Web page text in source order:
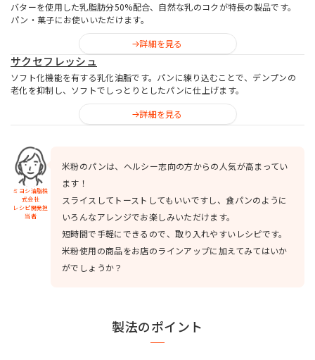
バターを使用した乳脂肪分50%配合、自然な乳のコクが特長の製品です。
パン・菓子にお使いいただけます。
詳細を見る
サクセフレッシュ
ソフト化機能を有する乳化油脂です。パンに練り込むことで、デンプンの
老化を抑制し、ソフトでしっとりとしたパンに仕上げます。
詳細を見る
ミヨシ油脂株
式会社
レシピ開発担
当者
米粉のパンは、ヘルシー志向の方からの人気が高まってい
ます！
スライスしてトーストしてもいいですし、食パンのように
いろんなアレンジでお楽しみいただけます。
短時間で手軽にできるので、取り入れやすいレシピです。
米粉使用の商品をお店のラインアップに加えてみてはいか
がでしょうか？
製法のポイント